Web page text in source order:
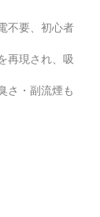
不要、初心者
再現され、吸
さ・副流煙も